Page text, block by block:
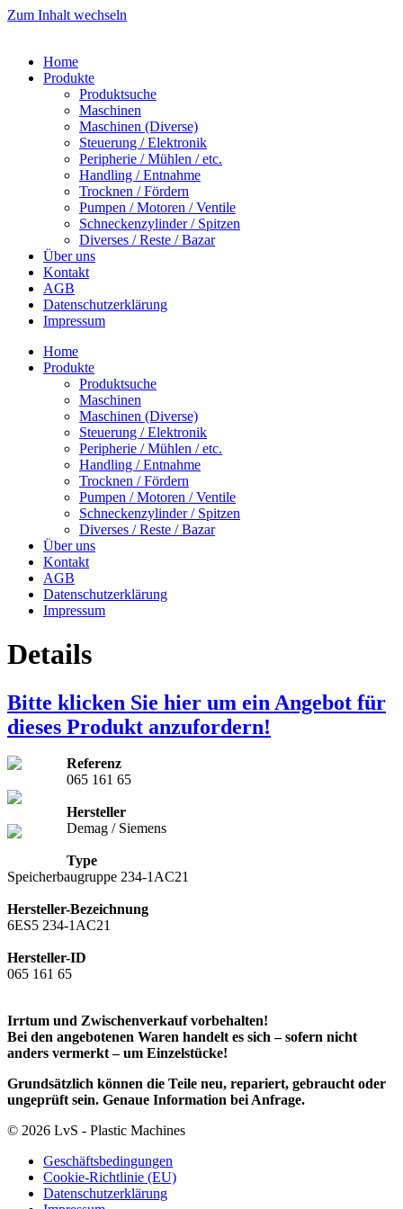
Zum Inhalt wechseln
Home
Produkte
Produktsuche
Maschinen
Maschinen (Diverse)
Steuerung / Elektronik
Peripherie / Mühlen / etc.
Handling / Entnahme
Trocknen / Fördern
Pumpen / Motoren / Ventile
Schneckenzylinder / Spitzen
Diverses / Reste / Bazar
Über uns
Kontakt
AGB
Datenschutzerklärung
Impressum
Home
Produkte
Produktsuche
Maschinen
Maschinen (Diverse)
Steuerung / Elektronik
Peripherie / Mühlen / etc.
Handling / Entnahme
Trocknen / Fördern
Pumpen / Motoren / Ventile
Schneckenzylinder / Spitzen
Diverses / Reste / Bazar
Über uns
Kontakt
AGB
Datenschutzerklärung
Impressum
Details
Bitte klicken Sie hier um ein Angebot für
dieses Produkt anzufordern!
Referenz
065 161 65
Hersteller
Demag / Siemens
Type
Speicherbaugruppe 234-1AC21
Hersteller-Bezeichnung
6ES5 234-1AC21
Hersteller-ID
065 161 65
Irrtum und Zwischenverkauf vorbehalten!
Bei den angebotenen Waren handelt es sich – sofern nicht
anders vermerkt – um Einzelstücke!
Grundsätzlich können die Teile neu, repariert, gebraucht oder
ungeprüft sein. Genaue Information bei Anfrage.
© 2026 LvS - Plastic Machines
Geschäftsbedingungen
Cookie-Richtlinie (EU)
Datenschutzerklärung